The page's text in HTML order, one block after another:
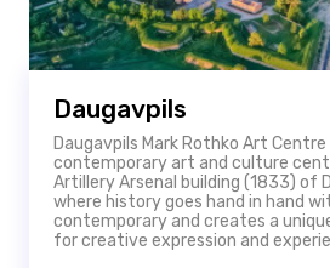
Daugavpils
Daugavpils Mark Rothko Art
contemporary art and culture
Artillery Arsenal building (1833) of
where history goes hand in hand
contemporary and creates a
for creative expression and